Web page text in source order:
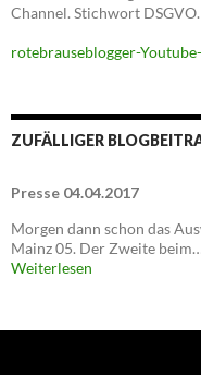
Channel. Stichwort DSGVO.
rotebrauseblogger-
ZUFÄLLIGER
Presse 04.04.2017
Morgen dann schon das
Mainz 05. Der Zweite
Weiterlesen